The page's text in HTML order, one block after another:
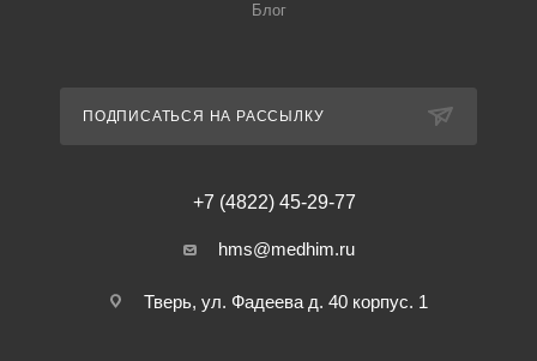
Блог
ПОДПИСАТЬСЯ НА РАССЫЛКУ
+7 (4822) 45-29-77
hms@medhim.ru
Тверь, ул. Фадеева д. 40 корпус. 1